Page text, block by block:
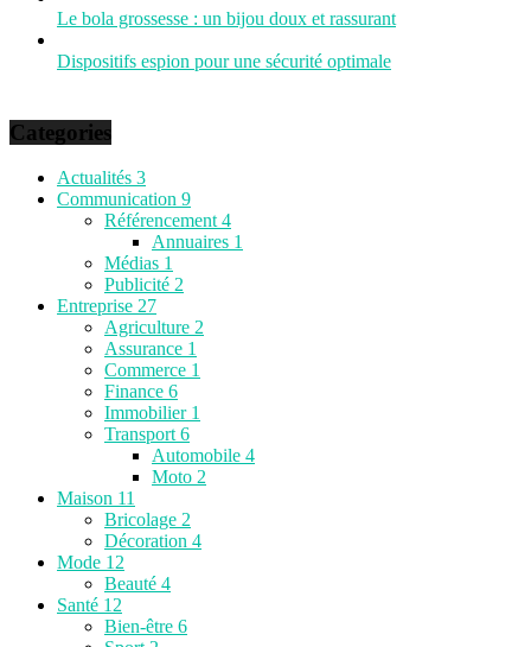
Le bola grossesse : un bijou doux et rassurant
Dispositifs espion pour une sécurité optimale
Categories
Actualités 3
Communication 9
Référencement4
Annuaires 1
Médias 1
Publicité 2
Entreprise 27
Agriculture 2
Assurance 1
Commerce 1
Finance 6
Immobilier 1
Transport6
Automobile 4
Moto 2
Maison 11
Bricolage 2
Décoration 4
Mode 12
Beauté 4
Santé 12
Bien-être 6